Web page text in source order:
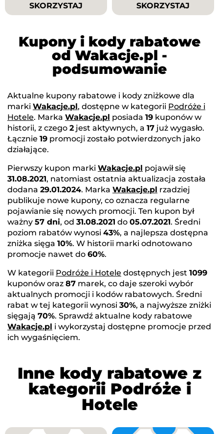
SKORZYSTAJ SKORZYSTAJ
Kupony i kody rabatowe
od Wakacje.pl -
podsumowanie
Aktualne kupony rabatowe i kody zniżkowe dla
marki Wakacje.pl, dostępne w kategorii Podróże i
Hotele. Marka Wakacje.pl posiada 19 kuponów w
historii, z czego 2 jest aktywnych, a 17 już wygasło.
Łącznie 19 promocji zostało potwierdzonych jako
działające.
Pierwszy kupon marki Wakacje.pl pojawił się
31.08.2021, natomiast ostatnia aktualizacja została
dodana 29.01.2024. Marka Wakacje.pl rzadziej
publikuje nowe kupony, co oznacza regularne
pojawianie się nowych promocji. Ten kupon był
ważny 57 dni, od 31.08.2021 do 05.07.2021. Średni
poziom rabatów wynosi 43%, a najlepsza dostępna
zniżka sięga 10%. W historii marki odnotowano
promocje nawet do 60%.
W kategorii Podróże i Hotele dostępnych jest 1099
kuponów oraz 87 marek, co daje szeroki wybór
aktualnych promocji i kodów rabatowych. Średni
rabat w tej kategorii wynosi 30%, a najwyższe zniżki
sięgają 70%. Sprawdź aktualne kody rabatowe
Wakacje.pl i wykorzystaj dostępne promocje przed
ich wygaśnięciem.
Inne kody rabatowe z
kategorii Podróże i
Hotele